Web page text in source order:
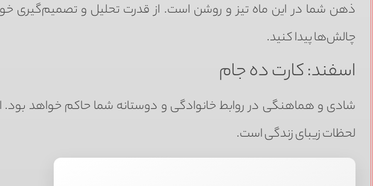
ذهن شما در این ماه تیز و روشن است. از قدرت تحلیل و تصمیم‌گیری خود
چالش‌ها پیدا کنید.
اسفند: کارت ده جام
شادی و هماهنگی در روابط خانوادگی و دوستانه شما حاکم خواهد
لحظات زیبای زندگی است.